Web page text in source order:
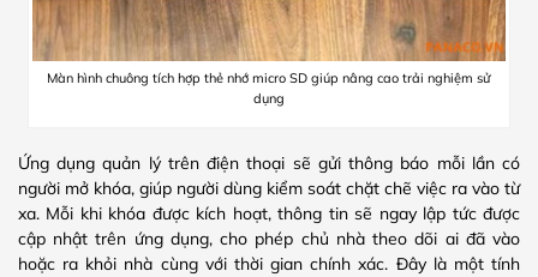
Màn hình chuông tích hợp thẻ nhớ micro SD giúp nâng cao trải nghiệm sử
dụng
Ứng dụng quản lý trên điện thoại sẽ gửi thông báo mỗi lần có
người mở khóa, giúp người dùng kiểm soát chặt chẽ việc ra vào từ
xa. Mỗi khi khóa được kích hoạt, thông tin sẽ ngay lập tức được
cập nhật trên ứng dụng, cho phép chủ nhà theo dõi ai đã vào
hoặc ra khỏi nhà cùng với thời gian chính xác. Đây là một tính